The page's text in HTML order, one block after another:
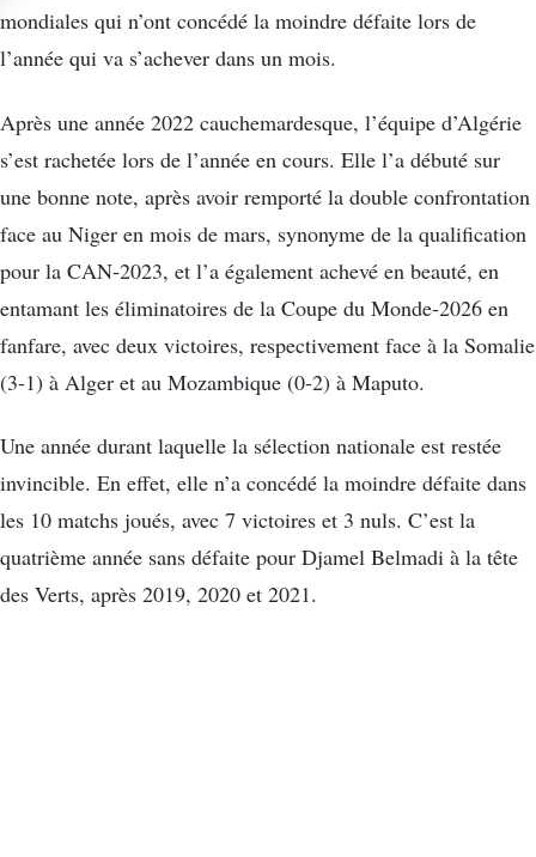
mondiales qui n’ont concédé la moindre défaite lors de
l’année qui va s’achever dans un mois.
Après une année 2022 cauchemardesque, l’équipe d’Algérie
s’est rachetée lors de l’année en cours. Elle l’a débuté sur
une bonne note, après avoir remporté la double confrontation
face au Niger en mois de mars, synonyme de la qualification
pour la CAN-2023, et l’a également achevé en beauté, en
entamant les éliminatoires de la Coupe du Monde-2026 en
fanfare, avec deux victoires, respectivement face à la Somalie
(3-1) à Alger et au Mozambique (0-2) à Maputo.
Une année durant laquelle la sélection nationale est restée
invincible. En effet, elle n’a concédé la moindre défaite dans
les 10 matchs joués, avec 7 victoires et 3 nuls. C’est la
quatrième année sans défaite pour Djamel Belmadi à la tête
des Verts, après 2019, 2020 et 2021.